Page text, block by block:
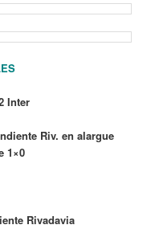
Inter
Riv. en alargue
1×0
Rivadavia